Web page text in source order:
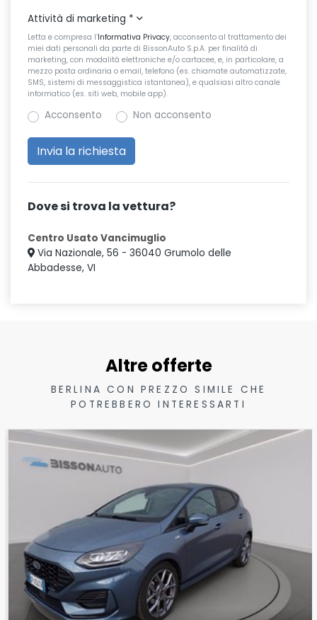
Attività di marketing *
Letta e compresa l’Informativa Privacy, acconsento al trattamento dei
miei dati personali da parte di BissonAuto S.p.A. per finalità di
marketing, con modalità elettroniche e/o cartacee, e, in particolare, a
mezzo posta ordinaria o email, telefono (es. chiamate automatizzate,
SMS, sistemi di messaggistica istantanea), e qualsiasi altro canale
informatico (es. siti web, mobile app).
Acconsento Non acconsento
Dove si trova la vettura?
Centro Usato Vancimuglio
Via Nazionale, 56 - 36040 Grumolo delle
Abbadesse, VI
Altre offerte
BERLINA CON PREZZO SIMILE CHE
POTREBBERO INTERESSARTI